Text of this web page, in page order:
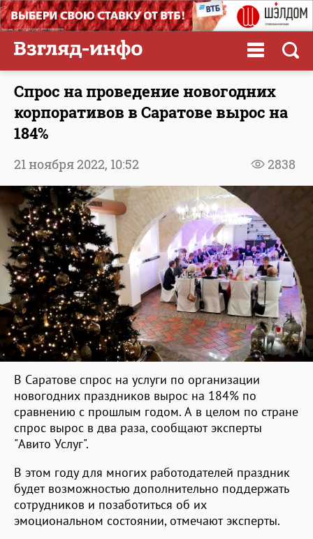
Спрос на проведение новогодних
корпоративов в Саратове вырос на
184%
2838
21 ноября 2022, 10:52
В Саратове спрос на услуги по организации
новогодних праздников вырос на 184% по
сравнению с прошлым годом. А в целом по стране
спрос вырос в два раза, сообщают эксперты
"Авито Услуг".
В этом году для многих работодателей праздник
будет возможностью дополнительно поддержать
сотрудников и позаботиться об их
эмоциональном состоянии, отмечают эксперты.